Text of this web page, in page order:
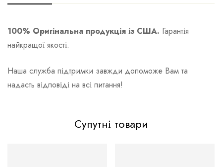
100% Оригінальна продукція із США. Гарантія
найкращої якості.
Наша служба підтримки завжди допоможе Вам та
надасть відповіді на всі питання!
Супутні товари